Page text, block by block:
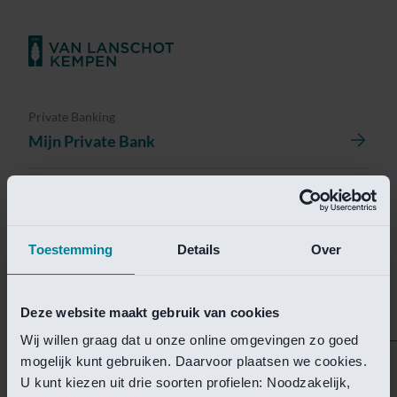
Toestemming Details Over
Deze website maakt gebruik van cookies
Wij willen graag dat u onze online omgevingen zo goed
mogelijk kunt gebruiken. Daarvoor plaatsen we cookies.
U kunt kiezen uit drie soorten profielen: Noodzakelijk,
Private Banking
Mijn Private Bank
Helaas is deze pagina